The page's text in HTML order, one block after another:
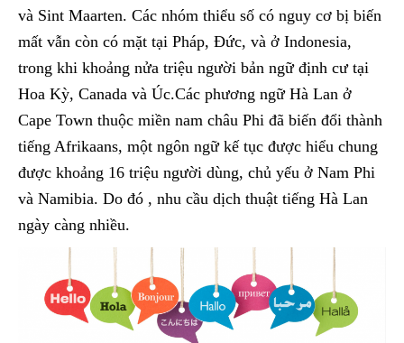
và Sint Maarten. Các nhóm thiểu số có nguy cơ bị biến
mất vẫn còn có mặt tại Pháp, Đức, và ở Indonesia,
trong khi khoảng nửa triệu người bản ngữ định cư tại
Hoa Kỳ, Canada và Úc.Các phương ngữ Hà Lan ở
Cape Town thuộc miền nam châu Phi đã biến đổi thành
tiếng Afrikaans, một ngôn ngữ kế tục được hiểu chung
được khoảng 16 triệu người dùng, chủ yếu ở Nam Phi
và Namibia. Do đó , nhu cầu dịch thuật tiếng Hà Lan
ngày càng nhiều.